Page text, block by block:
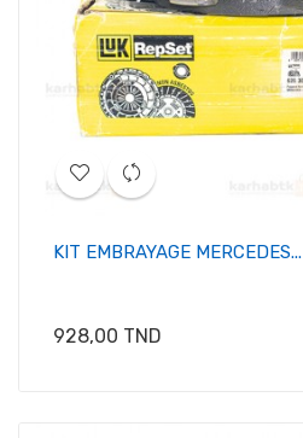
KIT EMBRAYAGE MERCEDES...
Prix
928,00 TND